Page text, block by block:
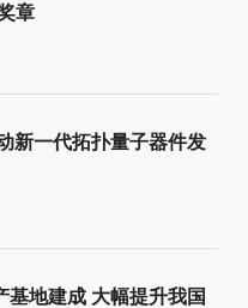
章
新一代拓扑量子器件发
基地建成 大幅提升我国